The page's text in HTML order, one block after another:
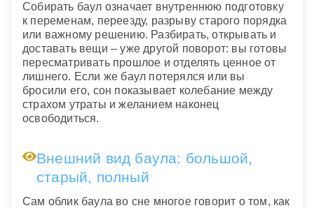
Собирать баул означает внутреннюю подготовку
к переменам, переезду, разрыву старого порядка
или важному решению. Разбирать, открывать и
доставать вещи – уже другой поворот: вы готовы
пересматривать прошлое и отделять ценное от
лишнего. Если же баул потерялся или вы
бросили его, сон показывает колебание между
страхом утраты и желанием наконец
освободиться.
Внешний вид баула: большой,
старый, полный
Сам облик баула во сне многое говорит о том, как